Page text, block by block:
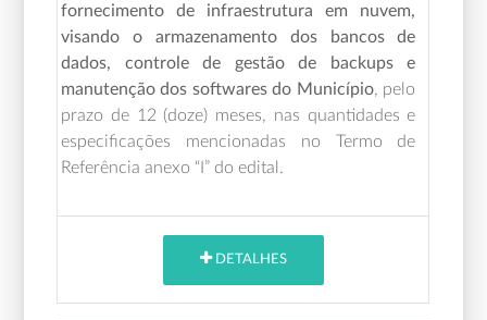
fornecimento de infraestrutura em nuvem,
visando o armazenamento dos bancos de
dados, controle de gestão de backups e
manutenção dos softwares do Município, pelo
prazo de 12 (doze) meses,
nas quantidades e
especificações mencionadas no Termo de
Referência anexo “I” do edital.
DETALHES